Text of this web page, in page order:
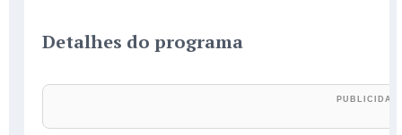
Detalhes do programa